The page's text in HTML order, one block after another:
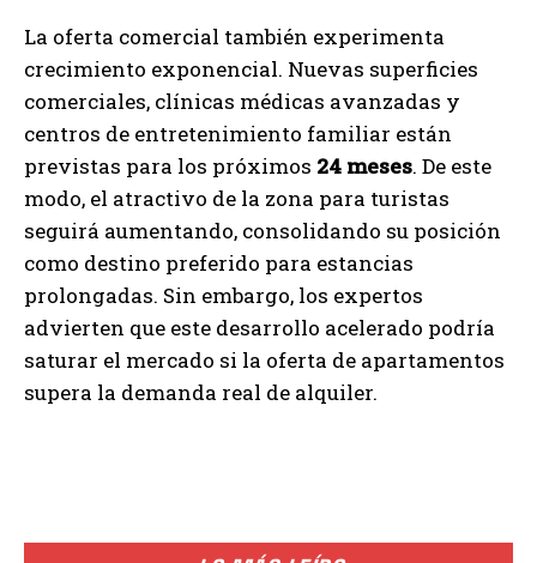
La oferta comercial también experimenta
crecimiento exponencial. Nuevas superficies
comerciales, clínicas médicas avanzadas y
centros de entretenimiento familiar están
previstas para los próximos 24 meses. De este
modo, el atractivo de la zona para turistas
seguirá aumentando, consolidando su posición
como destino preferido para estancias
prolongadas. Sin embargo, los expertos
advierten que este desarrollo acelerado podría
saturar el mercado si la oferta de apartamentos
supera la demanda real de alquiler.